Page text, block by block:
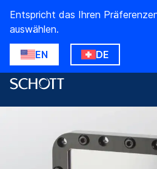
Entspricht das Ihren
auswählen.
EN DE